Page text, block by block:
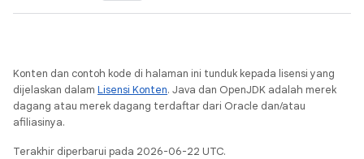
Konten dan contoh kode di halaman ini tunduk kepada lisensi yang
dijelaskan dalam Lisensi Konten. Java dan OpenJDK adalah merek
dagang atau merek dagang terdaftar dari Oracle dan/atau
afiliasinya.
Terakhir diperbarui pada 2026-06-22 UTC.